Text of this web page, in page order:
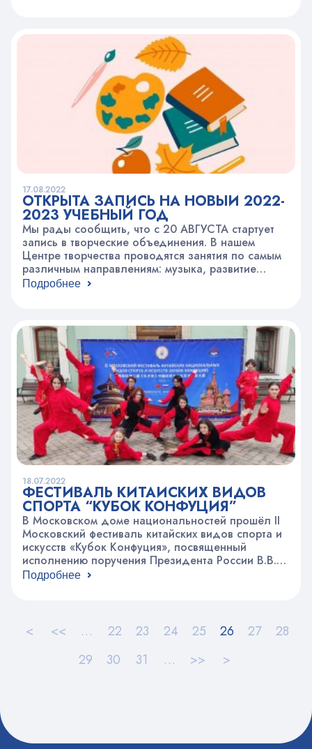
изобразительное искусство, иностранные языки и
многое другое. Кроме объединений в…
17.08.2022
ОТКРЫТА ЗАПИСЬ НА НОВЫЙ 2022-
2023 УЧЕБНЫЙ ГОД
Мы рады сообщить, что с 20 АВГУСТА стартует
запись в творческие объединения. В нашем
Центре творчества проводятся занятия по самым
различным направлениям: музыка, развитие
интеллекта, наука и техника, танцы, вокал, спорт,
творчество. Придя к нам в гости, вы попадёте в
необыкновенный мир, где можно развиваться,…
Подробнее
18.07.2022
ФЕСТИВАЛЬ КИТАЙСКИХ ВИДОВ
СПОРТА “КУБОК КОНФУЦИЯ”
В Московском доме национальностей прошёл II
Московский фестиваль китайских видов спорта и
искусств «Кубок Конфуция», посвященный
исполнению поручения Президента России В.В.
Путина и председателя Китайской Народной
дружбы, мира и развития. На разных площадках
Фестиваля были представлены…
Подробнее
< << … 22 23 24 25 26 27
28
29
30 31 … >> >